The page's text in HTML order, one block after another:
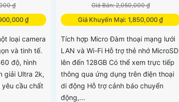
₫
₫
loại camera
và tinh tế.
độ, hình
giải Ultra 2k,
cầu chất
Giá Bán: 2,050,000 ₫
Giá Khuyến Mại: 1,850,000 ₫
Tích hợp Micro Đàm thoại mạng lưới
LAN và Wi-Fi Hỗ trợ thẻ nhớ MicroSD
lên đến 128GB Có thể xem trực tiếp
thông qua ứng dụng trên điện thoại
di động Hỗ trợ cảnh báo chuyển
động,...